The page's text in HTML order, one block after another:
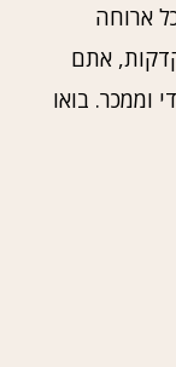
ארוחה
אתם
וממכר. בואו